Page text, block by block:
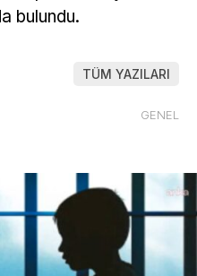
bulundu.
TÜM YAZILARI
GENEL